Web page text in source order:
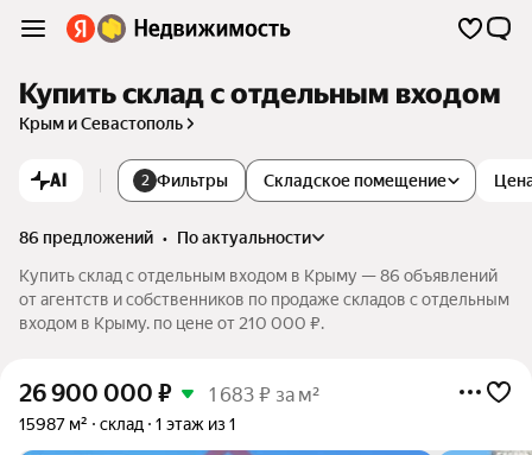
Купить склад с отдельным входом
Крым и Севастополь
AI 2 Фильтры Складское помещение
86 предложений •
по актуальности
Купить склад с отдельным входом в Крыму — 86 объявлений
от агентств и собственников по продаже складов с отдельным
входом в Крыму. по цене от 210 000 ₽.
26 900 000 ₽ 1 683 ₽ за м²
15987 м² склад 1 этаж из 1